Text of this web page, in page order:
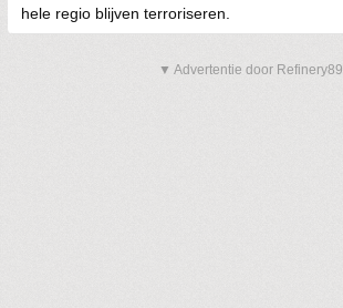
hele regio blijven terroriseren.
▼ Advertentie door Refinery89